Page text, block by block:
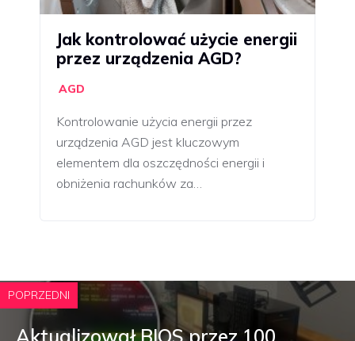
Jak kontrolować użycie energii
przez urządzenia AGD?
AGD
Kontrolowanie użycia energii przez
urządzenia AGD jest kluczowym
elementem dla oszczędności energii i
obniżenia rachunków za…
POPRZEDNI
Aktualizował BIOS przez 100